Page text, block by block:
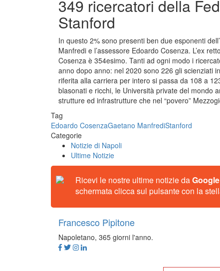
349 ricercatori della
Stanford
In questo 2% sono presenti ben due esponenti
Manfredi e l’assessore Edoardo Cosenza. L’ex
Cosenza è 354esimo. Tanti ad ogni modo i
anno dopo anno: nel 2020 sono 226 gli scienziati
riferita alla carriera per intero si passa da 108 a
blasonati e ricchi, le Università private del mondo
strutture ed infrastrutture che nel “povero”
Tag
Edoardo CosenzaGaetano ManfrediStanford
Categorie
Notizie di Napoli
Ultime Notizie
Ricevi le nostre ultime notizie da
schermata clicca sul pulsante con la
Francesco Pipitone
Napoletano, 365 giorni l'anno.